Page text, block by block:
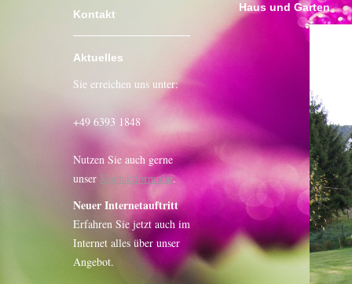
Haus und Garten
Kontakt
Aktuelles
Sie erreichen uns unter:
+49 6393 1848
Nutzen Sie auch gerne
unser Kontaktformular.
Neuer Internetauftritt
Erfahren Sie jetzt auch im
Internet alles über unser
Angebot.